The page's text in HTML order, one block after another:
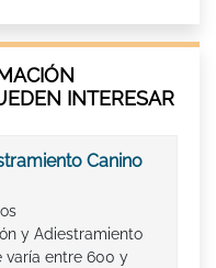
INTERESAR
Canino
y Adiestramiento
varía entre 600 y